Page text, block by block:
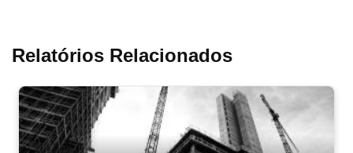
Relatórios Relacionados